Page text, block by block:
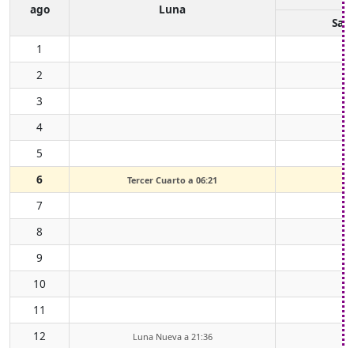
ago
Luna
1
2
3
4
5
6
Tercer Cuarto a 06:21
7
8
9
10
11
12
Luna Nueva a 21:36